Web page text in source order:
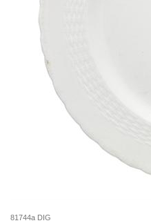
81744a DIG